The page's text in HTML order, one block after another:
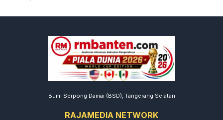
Bumi Serpong Damai (BSD), Tangerang Selatan
RAJAMEDIA NETWORK